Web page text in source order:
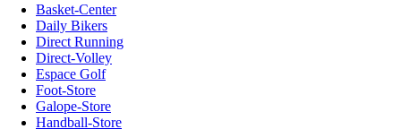
Basket-Center
Daily Bikers
Direct Running
Direct-Volley
Espace Golf
Foot-Store
Galope-Store
Handball-Store